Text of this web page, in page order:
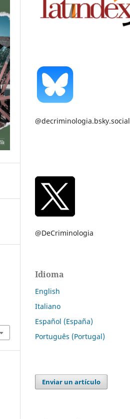
@decriminologia.bsky.social
@DeCriminologia
Idioma
English
Italiano
Español (España)
Português (Portugal)
Enviar un artículo